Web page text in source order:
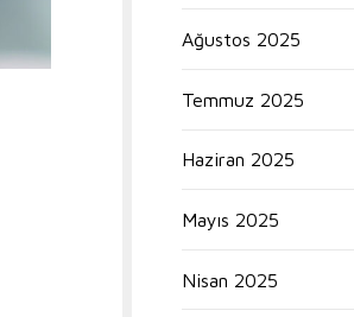
Ağustos 2025
Temmuz 2025
Haziran 2025
Mayıs 2025
Nisan 2025